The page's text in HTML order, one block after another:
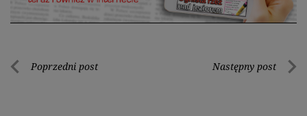
Nawigacja
Poprzedni post Następny post